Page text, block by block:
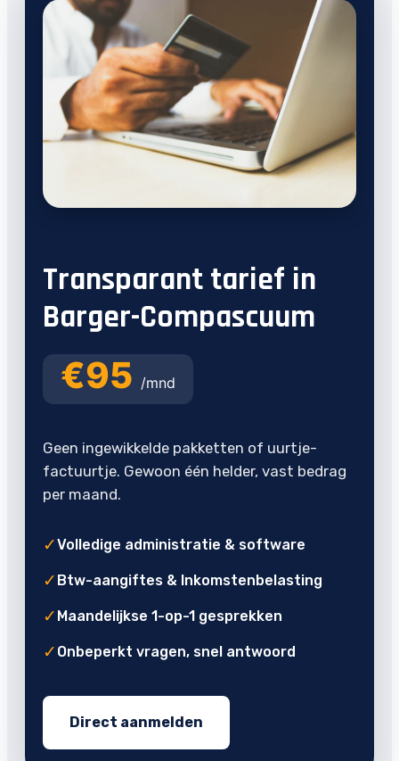
Transparant tarief in
Barger-Compascuum
€95 /mnd
Geen ingewikkelde pakketten of uurtje-
factuurtje. Gewoon één helder, vast bedrag
per maand.
✓Volledige administratie & software
✓ Btw-aangiftes & Inkomstenbelasting
✓ Maandelijkse 1-op-1 gesprekken
✓ Onbeperkt vragen, snel antwoord
Direct aanmelden